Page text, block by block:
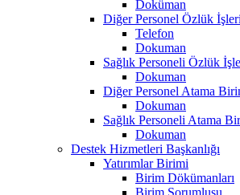
Doküman
Diğer Personel Özlük
Telefon
Dokuman
Sağlık Personeli Özlük
Dokuman
Diğer Personel Atama
Dokuman
Sağlık Personeli Atama
Dokuman
Destek Hizmetleri Başkanlığı
Yatırımlar Birimi
Birim Dökümanları
Birim Sorumlusu